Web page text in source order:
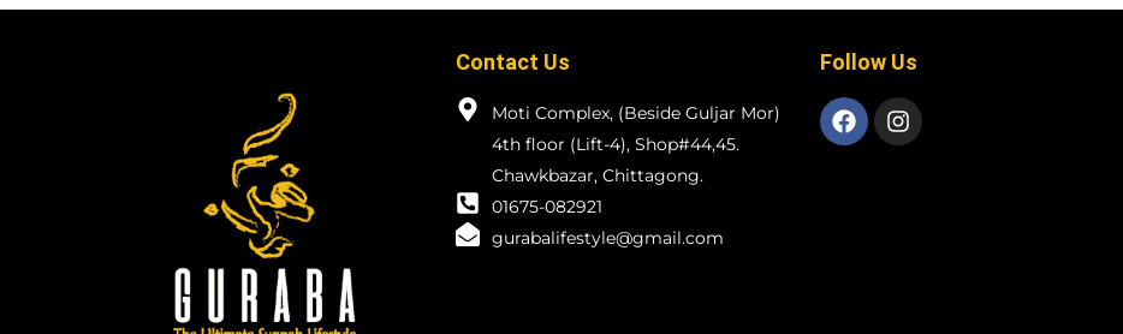
Contact Us
Moti Complex, (Beside Guljar Mor)
4th floor (Lift-4), Shop#44,45.
Chawkbazar, Chittagong.
01675-082921
gurabalifestyle@gmail.com
Follow Us